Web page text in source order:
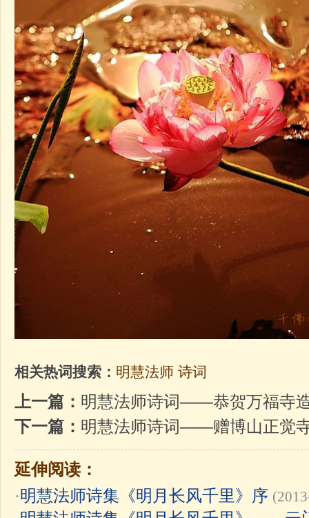
相关热词搜索： 明慧法师 诗词
上一篇： 明慧法师诗词——恭贺万福寺
下一篇： 明慧法师诗词——赠博山正觉
延伸阅读：
·明慧法师诗集《明月长风千里》序